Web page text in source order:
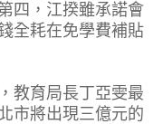
四，江揆雖承諾會
全耗在免學費補貼
教育局長丁亞雯最
市將出現三億元的